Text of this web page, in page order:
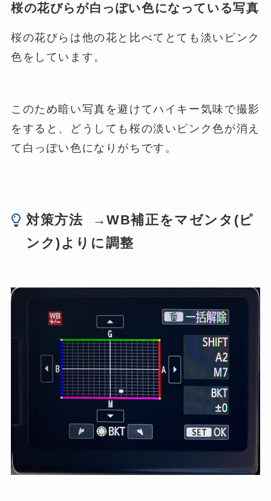
桜の花びらが白っぽい色になっている写真
桜の花びらは他の花と比べてとても淡いピンク
色をしています。
このため暗い写真を避けてハイキー気味で撮影
をすると、どうしても桜の淡いピンク色が消え
て白っぽい色になりがちです。
対策方法 →WB補正をマゼンタ(ピ
ンク)よりに調整